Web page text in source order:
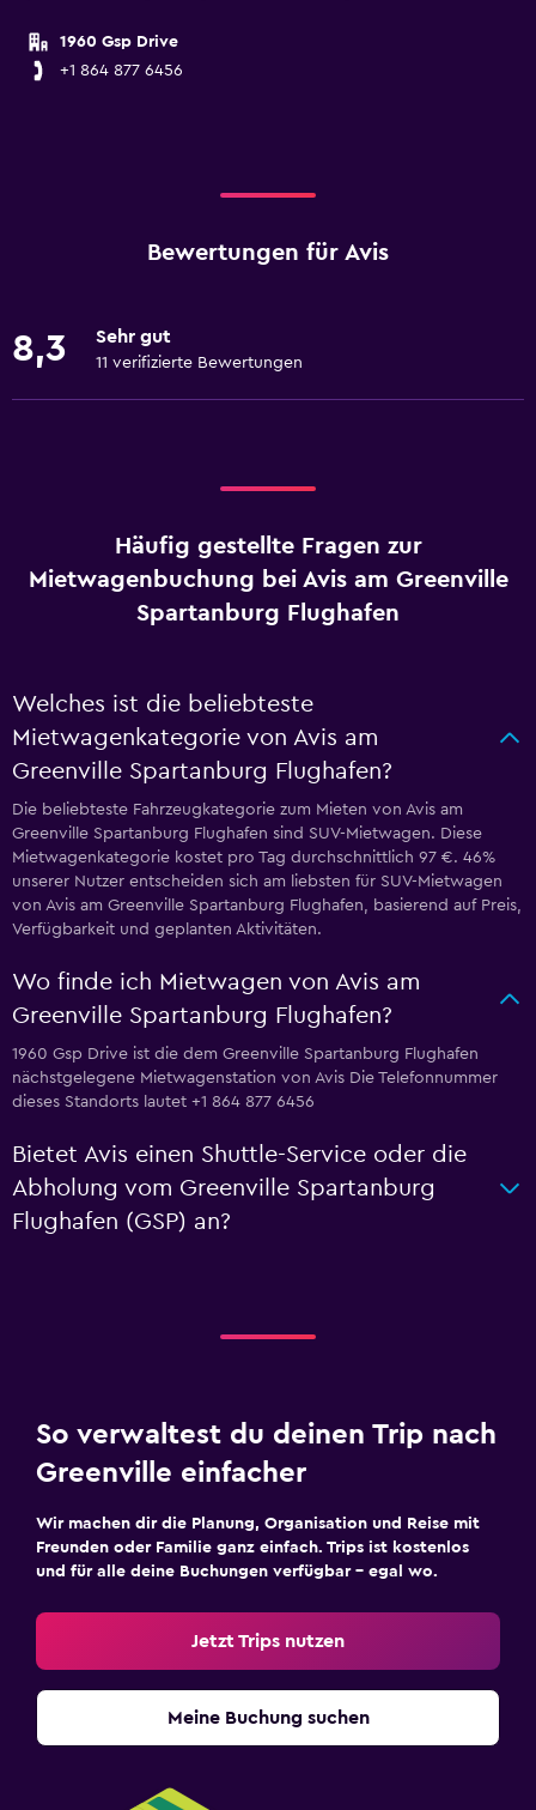
1960 Gsp Drive
+1 864 877 6456
Bewertungen für Avis
8,3 Sehr gut
11 verifizierte Bewertungen
Häufig gestellte Fragen zur
Mietwagenbuchung bei Avis am Greenville
Spartanburg Flughafen
Welches ist die beliebteste
Mietwagenkategorie von Avis am
Greenville Spartanburg Flughafen?
Die beliebteste Fahrzeugkategorie zum Mieten von Avis am
Greenville Spartanburg Flughafen sind SUV-Mietwagen. Diese
Mietwagenkategorie kostet pro Tag durchschnittlich 97 €. 46%
unserer Nutzer entscheiden sich am liebsten für SUV-Mietwagen
von Avis am Greenville Spartanburg Flughafen, basierend auf Preis,
Verfügbarkeit und geplanten Aktivitäten.
Wo finde ich Mietwagen von Avis am
Greenville Spartanburg Flughafen?
1960 Gsp Drive ist die dem Greenville Spartanburg Flughafen
nächstgelegene Mietwagenstation von Avis Die Telefonnummer
dieses Standorts lautet +1 864 877 6456
Bietet Avis einen Shuttle-Service oder die
Abholung vom Greenville Spartanburg
Flughafen (GSP) an?
So verwaltest du deinen Trip nach
Greenville einfacher
Wir machen dir die Planung, Organisation und Reise mit
Freunden oder Familie ganz einfach. Trips ist kostenlos
und für alle deine Buchungen verfügbar – egal wo.
Jetzt Trips nutzen
Meine Buchung suchen